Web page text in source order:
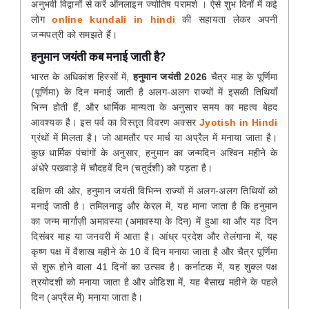
अनुभवी विद्वानों से करें ऑनलाइन ज्योतिष परामर्श । ऐसे शुभ दिनों में कई
लोगonline kundali in hindi की सहायता लेकर अपनी
जन्मपत्री को समझते हैं।
हनुमान जयंती कब मनाई जाती है?
भारत के अधिकांश हिस्सों में,हनुमान जयंती 2026 चैत्र माह के पूर्णिमा
(पूर्णिमा) के दिन मनाई जाती है अलग-अलग राज्यों में इसकी तिथियाँ
भिन्न होती हैं, और धार्मिक मान्यता के अनुसार समय का महत्व बेहद
आवश्यक है। इस पर्व का विस्तृत विवरण अक्सरJyotish in Hindi
ग्रंथों में मिलता है। जो आमतौर पर मार्च या अप्रैल में मनाया जाता है।
कुछ धार्मिक पंचांगों के अनुसार, हनुमान का जन्मदिन अश्विन महीने के
अंधेरे पखवाड़े में चौदहवें दिन (चतुर्दशी) को पड़ता है।
दक्षिण की ओर, हनुमान जयंती विभिन्न राज्यों में अलग-अलग तिथियों को
मनाई जाती है। तमिलनाडु और केरल में, यह माना जाता है कि हनुमान
का जन्म मार्गाज़ी अमावस्या (अमावस्या के दिन) में हुआ था और यह दिन
दिसंबर माह या जनवरी में आता है। आंध्र प्रदेश और तेलंगाना में, यह
कृष्ण पक्ष में वैशाख महीने के 10 वें दिन मनाया जाता है और चैत्र पूर्णिमा
से शुरू होने वाला 41 दिनों का उत्सव है। कर्नाटक में, यह शुक्ल पक्ष
त्रयोदशी को मनाया जाता है और ओडिशा में, यह बैसाख महीने के पहले
दिन (अप्रैल में) मनाया जाता है।